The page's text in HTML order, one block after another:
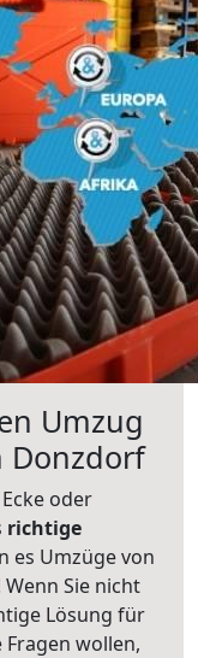
Umzug
Donzdorf
oder
richtige
es Umzüge von
Sie nicht
Lösung für
wollen,